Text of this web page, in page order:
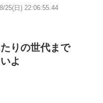
25(日) 22:06:55.44
りの世代まで
よ